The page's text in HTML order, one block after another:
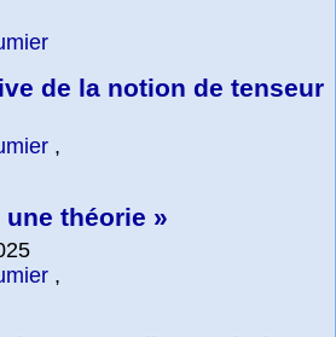
de la notion de tenseur
,
une théorie »
,